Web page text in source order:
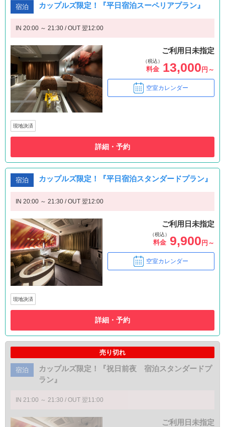
宿泊 カップルズ限定！『平日宿泊スーペリアプラン』
IN 20:00 ～ 21:30 / OUT 翌12:00
ご利用日未指定
（税込）
料金 13,000円～
空室カレンダー
現地決済
詳細・予約
宿泊 カップルズ限定！『平日宿泊スタンダードプラン』
IN 20:00 ～ 21:30 / OUT 翌12:00
ご利用日未指定
（税込）
料金 9,900 円～
空室カレンダー
現地決済
詳細・予約
売り切れ
宿泊
カップルズ限定！『祝日前夜 宿泊スタンダードプ
ラン』
IN 21:00 ～ 21:30 / OUT 翌11:00
ご利用日未指定